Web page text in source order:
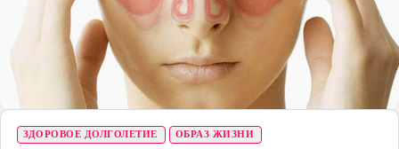
ЗДОРОВОЕ ДОЛГОЛЕТИЕ ОБРАЗ ЖИЗНИ